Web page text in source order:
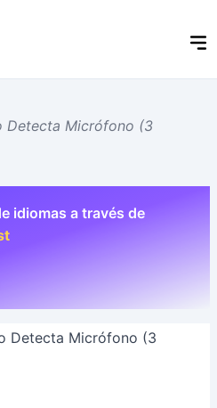
Detecta Micrófono (3
idiomas a través de
Detecta Micrófono (3